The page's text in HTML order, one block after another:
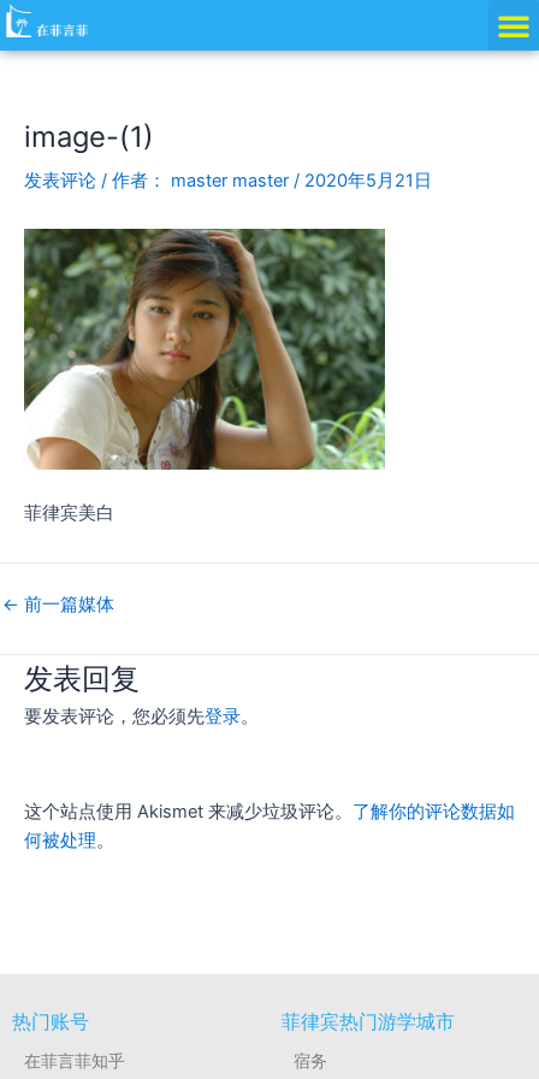
跳
至
image-(1)
发表评论 / 作者： master master / 2020年5月21日
菲律宾美白
Post
navigation
← 前一篇媒体
发表回复
要发表评论，您必须先登录。
这个站点使用 Akismet 来减少垃圾评论。 了解你的评论数据如
何被处理。
热门账号
在菲言菲知乎
菲律宾热门游学城市
宿务